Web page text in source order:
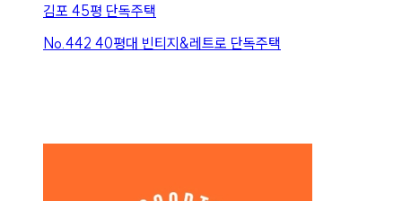
김포 45평 단독주택
No. 442 40평대 빈티지&레트로 단독주택